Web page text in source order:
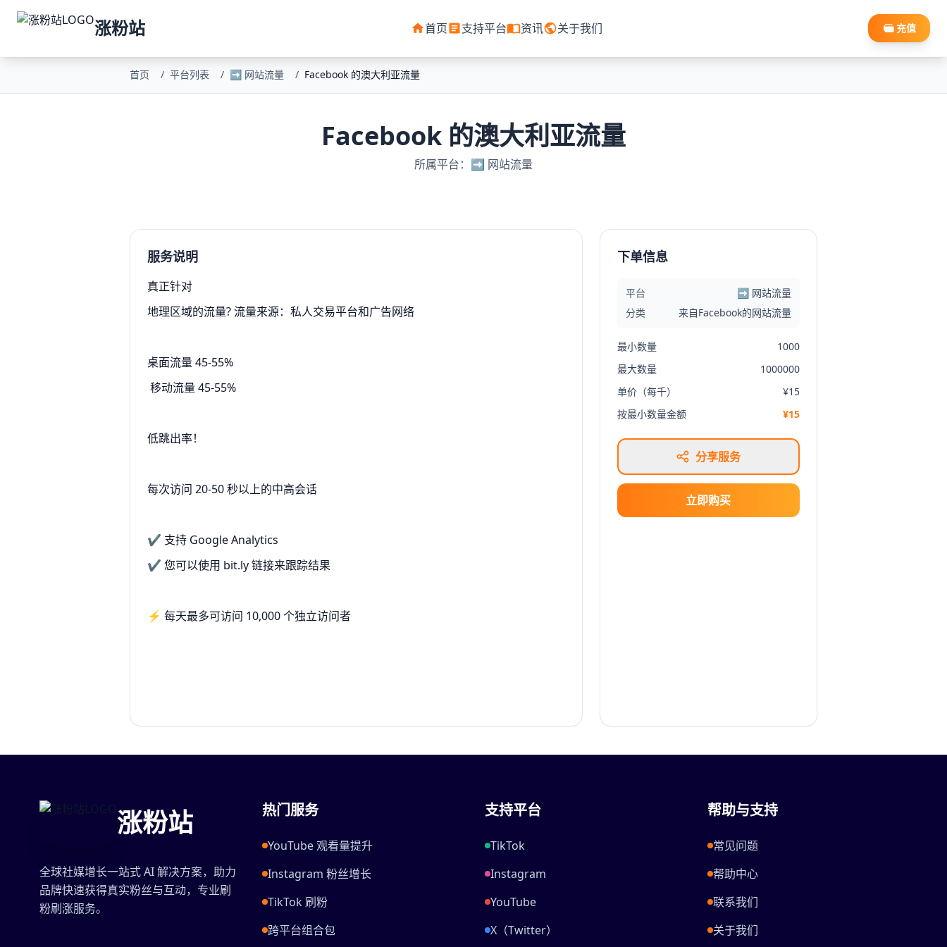
涨粉站 首页 支持平台 资讯 关于我们 充值
首页 / 平台列表 / ➡️ 网站流量 / Facebook 的澳大利亚流量
Facebook 的澳大利亚流量
所属平台：➡️ 网站流量
服务说明
真正针对
地理区域的流量? 流量来源：私人交易平台和广告网络
桌面流量 45-55%
移动流量 45-55%
低跳出率！
每次访问 20-50 秒以上的中高会话
✔️ 支持 Google Analytics
✔️ 您可以使用 bit.ly 链接来跟踪结果
⚡ 每天最多可访问 10,000 个独立访问者
下单信息
平台
➡️ 网站流量
分类
来自Facebook的网站流量
最小数量
1000
最大数量
1000000
单价（每千）
¥15
按最小数量金额
¥15
分享服务
立即购买
涨粉站
全球社媒增长一站式 AI 解决方案，助力
品牌快速获得真实粉丝与互动，专业刷
粉刷涨服务。
热门服务
YouTube 观看量提升
Instagram 粉丝增长
TikTok 刷粉
跨平台组合包
支持平台
TikTok
Instagram
YouTube
X（Twitter）
帮助与支持
常见问题
帮助中心
联系我们
关于我们